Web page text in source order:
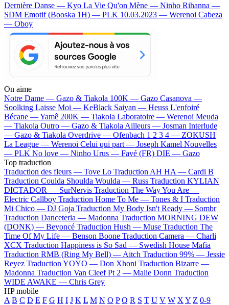
Dernière Danse — Kyo La Vie Qu'on Mène — Ninho Rihanna —
SDM Emotif (Booska 1H) — PLK 10.03.2023 — Werenoi Cabeza
— Oboy
On aime
Notre Dame — Gazo & Tiakola 100K — Gazo Casanova —
Soolking Laisse Moi — KeBlack Saiyan — Heuss L'enfoiré
Bécane —Yamê 200K — Tiakola Laboratoire — Werenoi Meuda
— Tiakola Outro — Gazo & Tiakola Ailleurs — Josman Interlude
— Gazo & Tiakola Overdrive — Ofenbach 1 2 3 4 — ZOKUSH
La League — Werenoi Celui qui part — Joseph Kamel Nouvelles
— PLK No love — Ninho Urus — Favé (FR) DIE — Gazo
Top traduction
Traduction des fleurs — Tove Lo Traduction AH HA — Cardi B
Traduction Coulda Shoulda Woulda — Russ Traduction KYLIAN
DICTADOR — SurNervis Traduction The Way You Are —
Electric Callboy Traduction Home To Me — Tones & I Traduction
Mi Chico — DJ Goja Traduction My Body Isn't Ready — Sombr
Traduction Danceteria — Madonna Traduction MORNING DEW
(DONK) — Beyoncé Traduction Hush — Muse Traduction The
Time Of My Life — Benson Boone Traduction Camera — Charli
XCX Traduction Happiness is So Sad — Swedish House Mafia
Traduction RMB (Ring My Bell) — Aitch Traduction 99% — Jessie
Reyez Traduction YOYO — Don Xhoni Traduction Bizarre —
Madonna Traduction Van Cleef Pt 2 — Malie Donn Traduction
WIDE AWAKE — Chris Grey
HP mobile
A B C D E F G H I J K L M N O P Q R S T U V W X Y Z 0-9